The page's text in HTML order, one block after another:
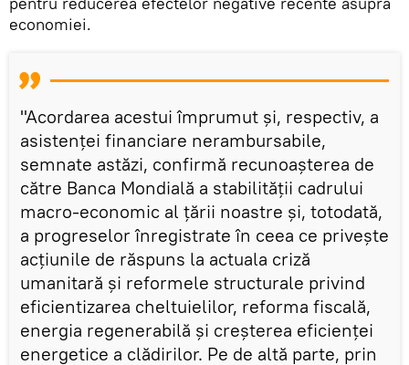
economiei.
"Acordarea acestui împrumut şi, respectiv, a
asistenţei financiare nerambursabile,
semnate astăzi, confirmă recunoaşterea de
către Banca Mondială a stabilităţii cadrului
macro-economic al ţării noastre şi, totodată,
a progreselor înregistrate în ceea ce priveşte
acţiunile de răspuns la actuala criză
umanitară şi reformele structurale privind
eficientizarea cheltuielilor, reforma fiscală,
energia regenerabilă şi creşterea eficienţei
energetice a clădirilor. Pe de altă parte, prin